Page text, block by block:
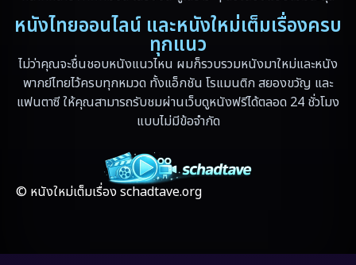
Fantasy จินตนาการ (89)
Fantasy แฟนตาซี (4)
Gothic
HBO GO (7)
หนังไทยออนไลน์ และหนังใหม่เต็มเรื่องครบ
ทุกแนว
ไม่ว่าคุณจะชื่นชอบหนังแนวไหน ผมก็รวบรวมหนังมาใหม่และหนัง
พากย์ไทยไว้ครบทุกหมวด ทั้งแอ็กชัน โรแมนติก สยองขวัญ และ
แฟนตาซี ให้คุณสามารถรับชมผ่านเว็บดูหนังฟรีได้ตลอด 24 ชั่วโมง
แบบไม่มีข้อจำกัด
© หนังใหม่เต็มเรื่อง schadtave.org